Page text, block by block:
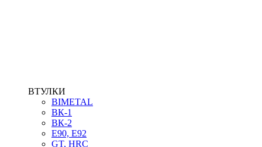
ВТУЛКИ
BIMETAL
ВК-1
ВК-2
Е90, E92
GT, HRC